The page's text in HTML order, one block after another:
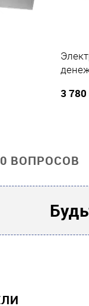
3 780
0 ВОПРОСОВ